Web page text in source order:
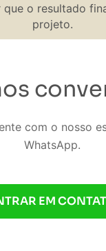
que o resultado
projeto.
com o nosso
WhatsApp.
EM